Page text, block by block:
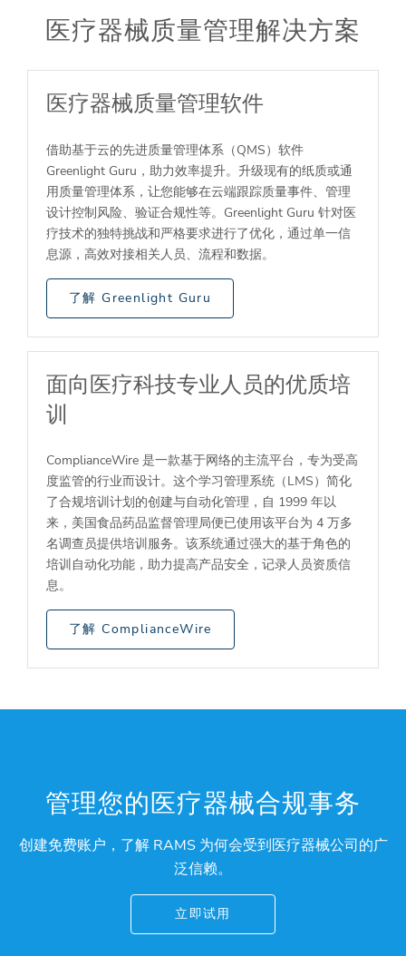
医疗器械质量管理解决方案
医疗器械质量管理软件
借助基于云的先进质量管理体系（QMS）软件
Greenlight Guru，助力效率提升。升级现有的纸质或通
用质量管理体系，让您能够在云端跟踪质量事件、管理
设计控制风险、验证合规性等。Greenlight Guru 针对医
疗技术的独特挑战和严格要求进行了优化，通过单一信
息源，高效对接相关人员、流程和数据。
了解 Greenlight Guru
面向医疗科技专业人员的优质培
训
ComplianceWire 是一款基于网络的主流平台，专为受高
度监管的行业而设计。这个学习管理系统（LMS）简化
了合规培训计划的创建与自动化管理，自 1999 年以
来，美国食品药品监督管理局便已使用该平台为 4 万多
名调查员提供培训服务。该系统通过强大的基于角色的
培训自动化功能，助力提高产品安全，记录人员资质信
息。
了解 ComplianceWire
管理您的医疗器械合规事务
创建免费账户，了解 RAMS 为何会受到医疗器械公司的广
泛信赖。
立即试用